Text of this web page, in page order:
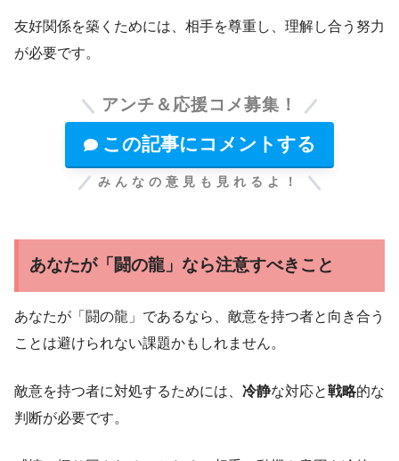
友好関係を築くためには、相手を尊重し、理解し合う努力
が必要です。
アンチ＆応援コメ募集！
この記事にコメントする
みんなの意見も見れるよ！
あなたが「闘の龍」なら注意すべきこと
あなたが「闘の龍」であるなら、敵意を持つ者と向き合う
ことは避けられない課題かもしれません。
敵意を持つ者に対処するためには、 冷静な対応と戦略的な
判断が必要です。